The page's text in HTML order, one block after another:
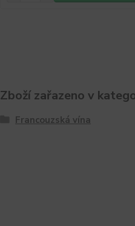
Zboží zařazeno v
Francouzská vína